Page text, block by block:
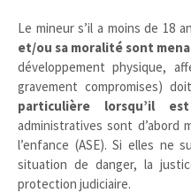
Le mineur s’il a moins de 18
et/ou sa moralité sont
développement physique,
gravement compromises)
particulière lorsqu’il
administratives sont d’abord
l’enfance (ASE). Si elles ne
situation de danger, la
protection judiciaire.